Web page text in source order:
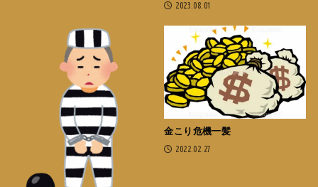
2023.08.01
金こり危機一髪
2022.02.27